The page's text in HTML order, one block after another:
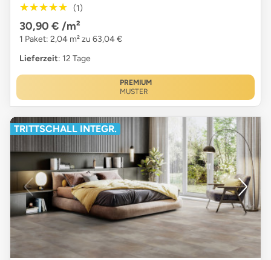
★★★★★
★★★★★ (1)
30,90 € /m²
1 Paket: 2,04 m² zu 63,04 €
Lieferzeit: 12 Tage
PREMIUM
MUSTER
TRITTSCHALL INTEGR.